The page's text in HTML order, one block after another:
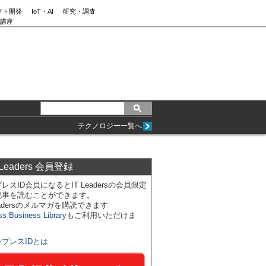
ト開発 IoT・AI
研究・調査
座
テクノロジー一覧へ
会員登録
スID会員になるとIT Leadersの会員限定
を読むことができます。
のメルマガを購読できます
Business Libraryもご利用いただけま
プレスIDとは